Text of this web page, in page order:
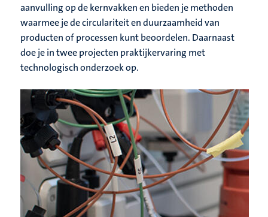
aanvulling op de kernvakken en bieden je methoden
waarmee je de circulariteit en duurzaamheid van
producten of processen kunt beoordelen. Daarnaast
doe je in twee projecten praktijkervaring met
technologisch onderzoek op.